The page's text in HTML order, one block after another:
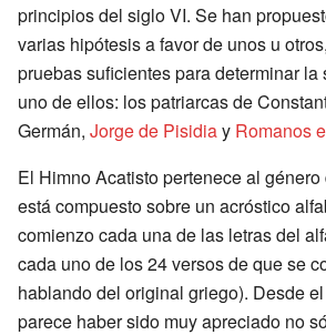
principios del siglo VI. Se han
varias hipótesis a favor de unos u
pruebas suficientes para determinar la
uno de ellos: los patriarcas de
Germán, Jorge de Pisidiay Romanos
El Himno Acatisto pertenece al género
está compuesto sobre un acróstico
comienzo cada una de las letras del
cada uno de los 24 versos de que se
hablando del original griego). Desde
parece haber sido muy apreciado no